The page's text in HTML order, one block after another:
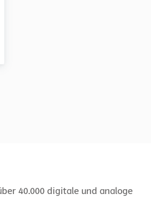
40.000 digitale und analoge